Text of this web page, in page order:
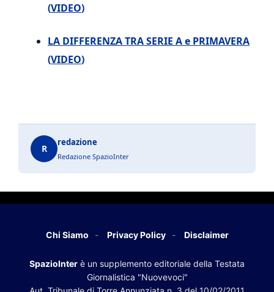
(VIDEO)
LA DIFFERENZA TRA SERIE A e PRIMAVERA
(VIDEO)
R
redazione
Redazione SpazioInter
Chi Siamo Privacy Policy Disclaimer
SpazioInter è un supplemento editoriale della Testata
Giornalistica "Nuovevoci"